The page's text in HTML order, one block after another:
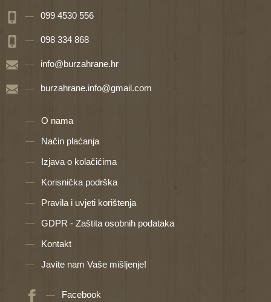
099 4530 556
098 334 868
info@burzahrane.hr
burzahrane.info@gmail.com
O nama
Način plaćanja
Izjava o kolačićima
Korisnička podrška
Pravila i uvjeti korištenja
GDPR - Zaštita osobnih podataka
Kontakt
Javite nam Vaše mišljenje!
Facebook